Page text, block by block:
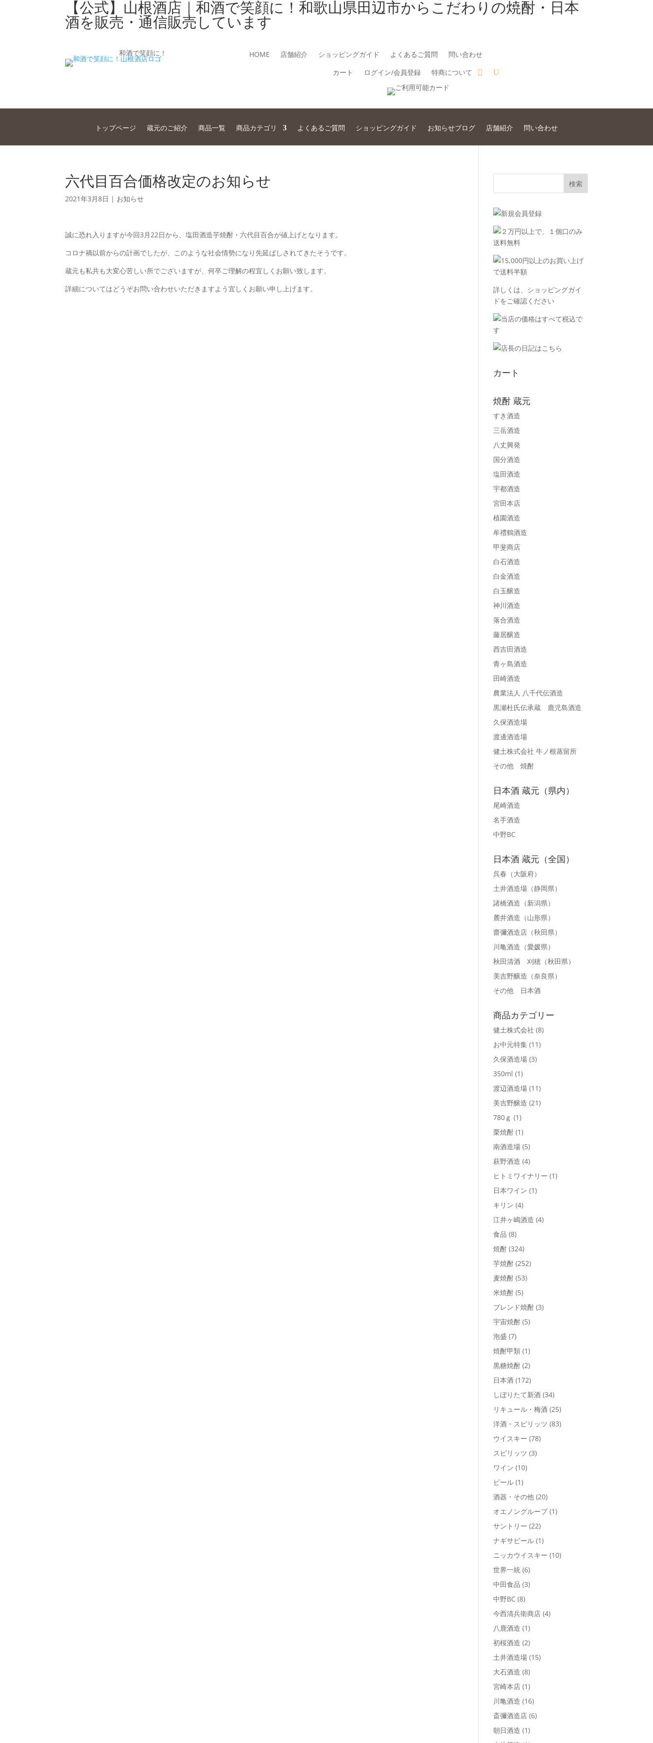
【公式】山根酒店｜和酒で笑顔に！和歌山県田辺市からこだわりの焼酎・日本
酒を販売・通信販売しています
和酒で笑顔に！ HOME 店舗紹介 ショッピングガイド よくあるご質問
問い合わせ
カート
ログイン/会員登録 特商について
トップページ 蔵元のご紹介 商品一覧 商品カテゴリ よくあるご質問 ショッピングガイド お知らせブログ 店舗紹介 問い合わせ
六代目百合価格改定のお知らせ
2021年3月8日 | お知らせ
誠に恐れ入りますが今回3月22日から、塩田酒造芋焼酎・六代目百合が値上げとなります。
コロナ禍以前からの計画でしたが、このような社会情勢になり先延ばしされてきたそうです。
蔵元も私共も大変心苦しい所でございますが、何卒ご理解の程宜しくお願い致します。
詳細についてはどうぞお問い合わせいただきますよう宜しくお願い申し上げます。
詳しくは、 ショッピングガイ
ドをご確認ください
カート
焼酎 蔵元
すき酒造
三岳酒造
八丈興発
国分酒造
塩田酒造
宇都酒造
宮田本店
植園酒造
牟禮鶴酒造
甲斐商店
白石酒造
白金酒造
白玉醸造
神川酒造
落合酒造
藤居醸造
西吉田酒造
青ヶ島酒造
田崎酒造
農業法人 八千代伝酒造
黒瀬杜氏伝承蔵 鹿児島酒造
久保酒造場
渡邊酒造場
健土株式会社 牛ノ根蒸留所
その他 焼酎
日本酒 蔵元（県内）
尾崎酒造
名手酒造
中野BC
日本酒 蔵元（全国）
呉春 （大阪府）
土井酒造場 （静岡県）
諸橋酒造 （新潟県）
麓井酒造 （山形県）
齋彌酒造店 （秋田県）
川亀酒造 （愛媛県）
秋田清酒 刈穂 （秋田県）
美吉野醸造 （奈良県）
その他 日本酒
商品カテゴリー
健土株式会社 (8)
お中元特集 (11)
久保酒造場 (3)
350ml (1)
渡辺酒造場 (11)
美吉野醸造 (21)
780ｇ (1)
栗焼酎 (1)
南酒造場 (5)
萩野酒造 (4)
ヒトミワイナリー (1)
日本ワイン (1)
キリン (4)
江井ヶ嶋酒造 (4)
食品 (8)
焼酎 (324)
芋焼酎 (252)
麦焼酎 (53)
米焼酎 (5)
ブレンド焼酎 (3)
宇宙焼酎 (5)
泡盛 (7)
焼酎甲類 (1)
黒糖焼酎 (2)
日本酒 (172)
しぼりたて新酒 (34)
リキュール・梅酒 (25)
洋酒・スピリッツ (83)
ウイスキー (78)
スピリッツ (3)
ワイン (10)
ビール (1)
酒器・その他 (20)
オエノングループ (1)
サントリー (22)
ナギサビール (1)
ニッカウイスキー (10)
世界一統 (6)
中田食品 (3)
中野BC (8)
今西清兵衛商店 (4)
八鹿酒造 (1)
初桜酒造 (2)
土井酒造場 (15)
大石酒造 (8)
宮崎本店 (1)
川亀酒造 (16)
斎彌酒造店 (6)
朝日酒造 (1)